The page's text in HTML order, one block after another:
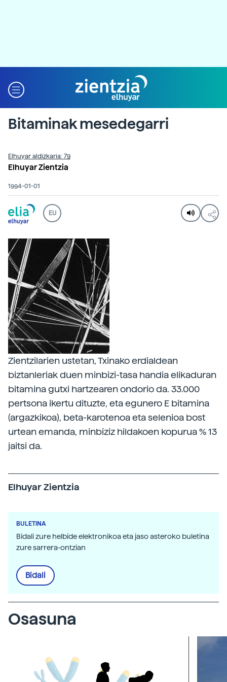
Bitaminak mesedegarri
Elhuyar aldizkaria: 79
Elhuyar Zientzia
1994-01-01
EU
Zientzilarien ustetan, Txinako erdialdean
biztanleriak duen minbizi-tasa handia elikaduran
bitamina gutxi hartzearen ondorio da. 33.000
pertsona ikertu dituzte, eta egunero E bitamina
(argazkikoa), beta-karotenoa eta selenioa bost
urtean emanda, minbiziz hildakoen kopurua % 13
jaitsi da.
Elhuyar Zientzia
BULETINA
Bidali zure helbide elektronikoa eta jaso asteroko buletina
zure sarrera-ontzian
Bidali
Osasuna